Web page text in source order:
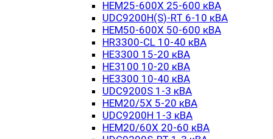
HEM25-600X 25-600 кВА
UDC9200H(S)-RT 6-10 кВА
HEM50-600X 50-600 кВА
HR3300-CL 10-40 кВА
HE3300 15-20 кВА
HE3100 10-20 кВА
HE3300 10-40 кВА
UDC9200S 1-3 кВА
HEM20/5X 5-20 кВА
UDC9200H 1-3 кВА
HEM20/60X 20-60 кВА